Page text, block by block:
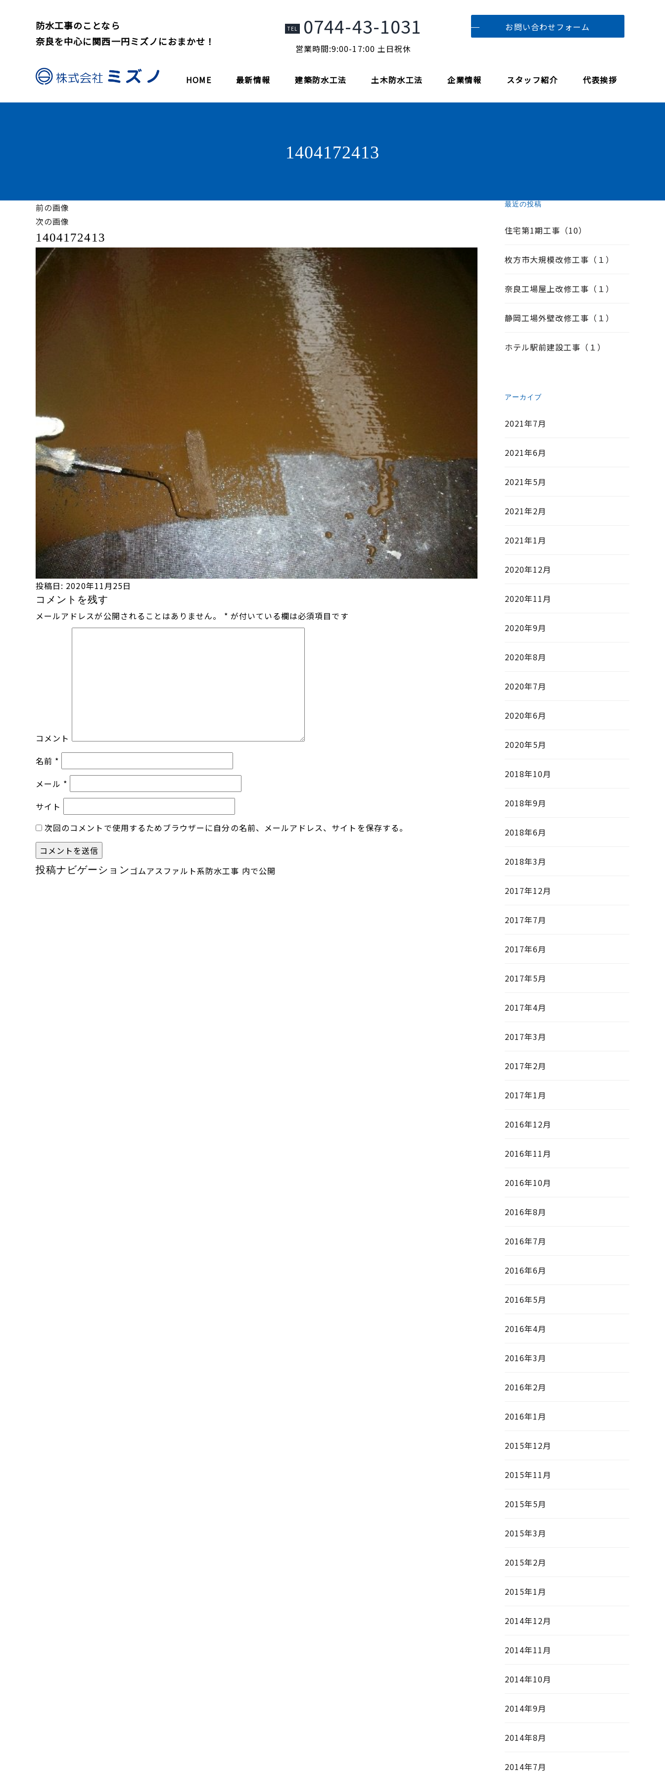
防水工事のことなら
奈良を中心に関西一円ミズノにおまかせ！
TEL 0744-43-1031
営業時間:9:00-17:00 土日祝休
お問い合わせフォーム
HOME 最新情報 建築防水工法 土木防水工法 企業情報 スタッフ紹介 代表挨拶
1404172413
前の画像
次の画像
1404172413
投稿日: 2020年11月25日
コメントを残す
メールアドレスが公開されることはありません。 * が付いている欄は必須項目です
コメント
名前 *
メール *
サイト
次回のコメントで使用するためブラウザーに自分の名前、メールアドレス、サイトを保存する。
投稿ナビゲーションゴムアスファルト系防水工事 内で公開
最近の投稿
住宅第1期工事（10）
枚方市大規模改修工事（１）
奈良工場屋上改修工事（１）
静岡工場外壁改修工事（１）
ホテル駅前建設工事（１）
アーカイブ
2021年7月
2021年6月
2021年5月
2021年2月
2021年1月
2020年12月
2020年11月
2020年9月
2020年8月
2020年7月
2020年6月
2020年5月
2018年10月
2018年9月
2018年6月
2018年3月
2017年12月
2017年7月
2017年6月
2017年5月
2017年4月
2017年3月
2017年2月
2017年1月
2016年12月
2016年11月
2016年10月
2016年8月
2016年7月
2016年6月
2016年5月
2016年4月
2016年3月
2016年2月
2016年1月
2015年12月
2015年11月
2015年5月
2015年3月
2015年2月
2015年1月
2014年12月
2014年11月
2014年10月
2014年9月
2014年8月
2014年7月